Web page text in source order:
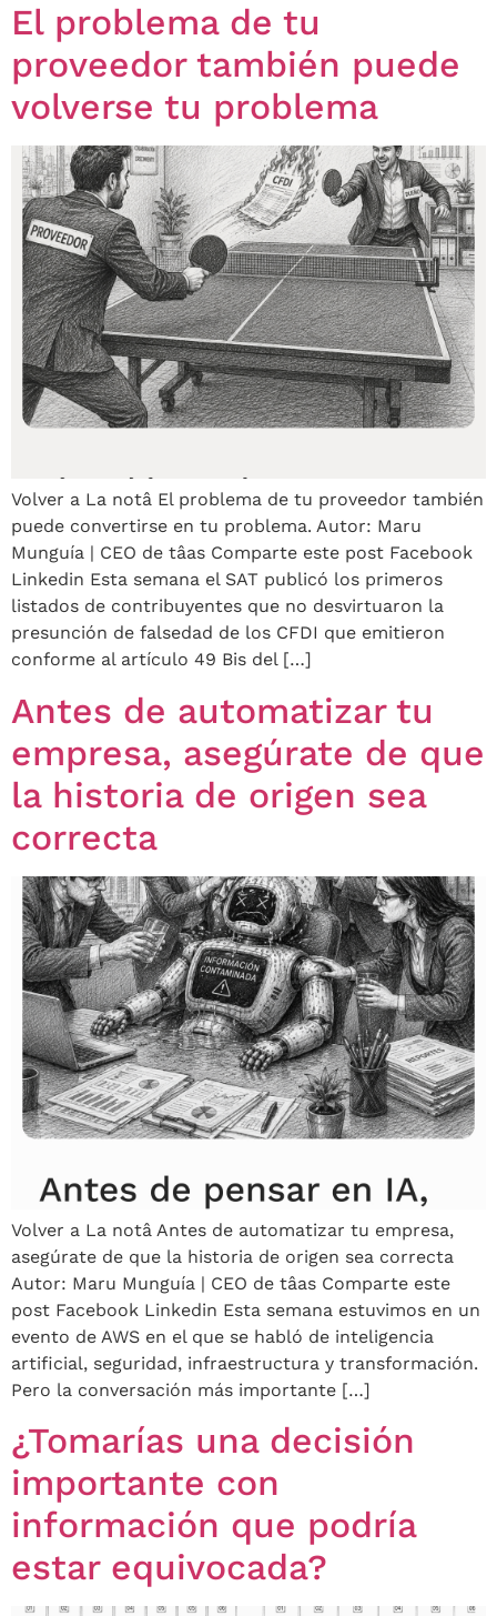
El problema de tu
proveedor también puede
volverse tu problema
Volver a La notâ El problema de tu proveedor también
puede convertirse en tu problema. Autor: Maru
Munguía | CEO de tâas Comparte este post Facebook
Linkedin Esta semana el SAT publicó los primeros
listados de contribuyentes que no desvirtuaron la
presunción de falsedad de los CFDI que emitieron
conforme al artículo 49 Bis del […]
Antes de automatizar tu
empresa, asegúrate de que
la historia de origen sea
correcta
Volver a La notâ Antes de automatizar tu empresa,
asegúrate de que la historia de origen sea correcta
Autor: Maru Munguía | CEO de tâas Comparte este
post Facebook Linkedin Esta semana estuvimos en un
evento de AWS en el que se habló de inteligencia
artificial, seguridad, infraestructura y transformación.
Pero la conversación más importante […]
¿Tomarías una decisión
importante con
información que podría
estar equivocada?